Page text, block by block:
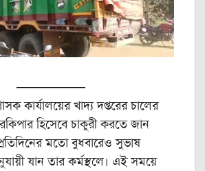
কার্যালয়ের খাদ্য দপ্তরের চালের
হিসেবে চাকুরী করতে জান
মতো বুধবারেও সুভাষ
যান তার কর্মস্থলে। এই সময়ে